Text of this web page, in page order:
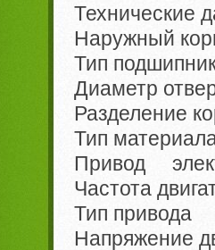
Технические
Наружный
Тип
Диаметр
Разделение
Тип
Привод
Частота
Тип привода
Напряжение